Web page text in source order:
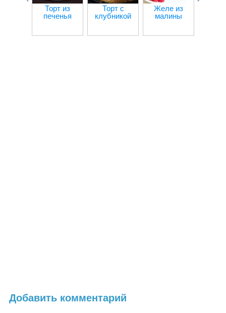
Торт из
печенья
Торт с
клубникой
Желе из
малины
Добавить комментарий